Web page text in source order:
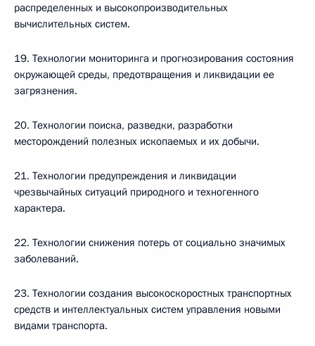
распределенных и высокопроизводительных
вычислительных систем.
19. Технологии мониторинга и прогнозирования состояния
окружающей среды, предотвращения и ликвидации ее
загрязнения.
20. Технологии поиска, разведки, разработки
месторождений полезных ископаемых и их добычи.
21. Технологии предупреждения и ликвидации
чрезвычайных ситуаций природного и техногенного
характера.
22. Технологии снижения потерь от социально значимых
заболеваний.
23. Технологии создания высокоскоростных транспортных
средств и интеллектуальных систем управления новыми
видами транспорта.